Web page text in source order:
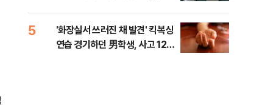
5
'화장실서 쓰러진 채 발견' 킥복싱
연습 경기하던 男학생, 사고 12일